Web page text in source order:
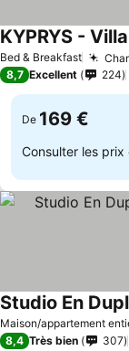
Bed & Breakfast
KYPRYS -
8,7 Excellent 224
De 169 €
Consulter les prix
Maison/appartement
8,4 Très bien 307